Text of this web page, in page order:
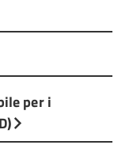
per i